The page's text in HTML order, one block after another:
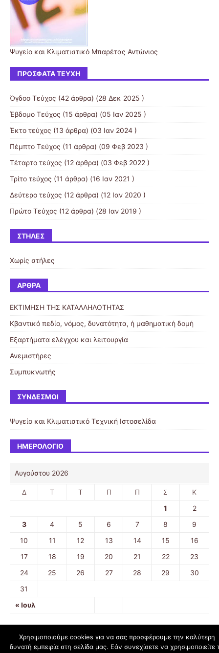
Ψυγείο και Κλιματιστικό Μπαρέτας Αντώνιος
ΠΡΌΣΦΑΤΑ ΤΕΎΧΗ
Όγδοο Τεύχος (42 άρθρα) (28 Δεκ 2025 )
Έβδομο Τεύχος (15 άρθρα) (05 Ιαν 2025 )
Έκτο τεύχος (13 άρθρα) (03 Ιαν 2024 )
Πέμπτο Τεύχος (11 άρθρα) (09 Φεβ 2023 )
Τέταρτο τεύχος (12 άρθρα) (03 Φεβ 2022 )
Τρίτο τεύχος (11 άρθρα) (16 Ιαν 2021 )
Δεύτερο τεύχος (12 άρθρα) (12 Ιαν 2020 )
Πρώτο Τεύχος (12 άρθρα) (28 Ιαν 2019 )
ΣΤΉΛΕΣ
Χωρίς στήλες
ΆΡΘΡΑ
ΕΚΤΙΜΗΣΗ ΤΗΣ ΚΑΤΑΛΛΗΛΟΤΗΤΑΣ
Κβαντικό πεδίο, νόμος, δυνατότητα, ή μαθηματική δομή
Εξαρτήματα ελέγχου και λειτουργία
Ανεμιστήρες
Συμπυκνωτής
ΣΎΝΔΕΣΜΟΙ
Ψυγείο και Κλιματιστικό Τεχνική Ιστοσελίδα
ΗΜΕΡΟΛΌΓΙΟ
Αυγούστου 2026
Δ Τ Τ Π Π Σ Κ
« Ιουλ
1
2
3
4 5 6 7 8
9
10
11 12 13 14 15
16
17
18 19 20 21 22
23
24
25 26 27 28 29
30
31
Χρησιμοποιούμε cookies για να σας προσφέρουμε την καλύτερη
δυνατή εμπειρία στη σελίδα μας. Εάν συνεχίσετε να χρησιμοποιείτε